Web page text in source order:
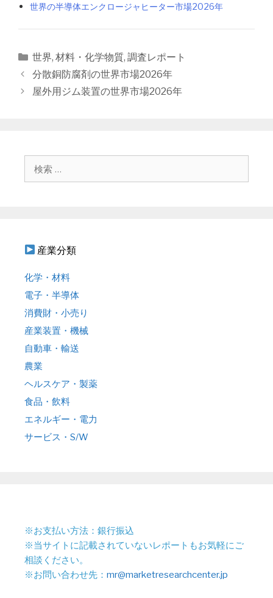
世界の半導体エンクロージャヒーター市場2026年
カ
テ
ゴ
世界, 材料・化学物質, 調査レポート
投
稿
分散銅防腐剤の世界市場2026年
屋外用ジム装置の世界市場2026年
産業分類
化学・材料
電子・半導体
消費財・小売り
産業装置・機械
自動車・輸送
農業
ヘルスケア・製薬
食品・飲料
エネルギー・電力
サービス・S/W
※お支払い方法：銀行振込
※当サイトに記載されていないレポートもお気軽にご
相談ください。
※お問い合わせ先： mr@marketresearchcenter.jp